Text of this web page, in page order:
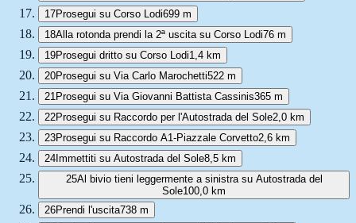
17Prosegui su Corso Lodi699 m
18Alla rotonda prendi la 2ª uscita su Corso Lodi76 m
19Prosegui dritto su Corso Lodi1,4 km
20Prosegui su Via Carlo Marochetti522 m
21 Prosegui su Via Giovanni Battista Cassinis365 m
22Prosegui su Raccordo per l'Autostrada del Sole2,0 km
23Prosegui su Raccordo A1-Piazzale Corvetto2,6 km
24Immettiti su Autostrada del Sole8,5 km
25Al bivio tieni leggermente a sinistra su Autostrada del
Sole100,0 km
26Prendi l'uscita738 m